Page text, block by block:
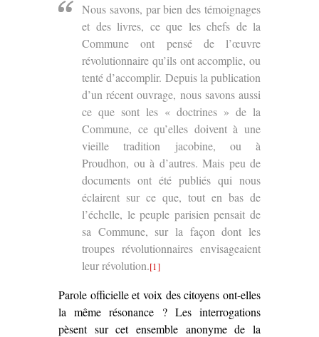
Nous savons, par bien des témoignages
et des livres, ce que les chefs de la
Commune ont pensé de l’œuvre
révolutionnaire qu’ils ont accomplie, ou
tenté d’accomplir. Depuis la publication
d’un récent ouvrage, nous savons aussi
ce que sont les « doctrines » de la
Commune, ce qu’elles doivent à une
vieille tradition jacobine, ou à
Proudhon, ou à d’autres. Mais peu de
documents ont été publiés qui nous
éclairent sur ce que, tout en bas de
l’échelle, le peuple parisien pensait de
sa Commune, sur la façon dont les
troupes révolutionnaires envisageaient
leur révolution.[1]
Parole officielle et voix des citoyens ont-elles
la même résonance ? Les interrogations
pèsent sur cet ensemble anonyme de la